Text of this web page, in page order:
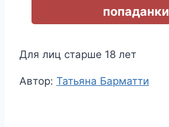
попаданки
Для лиц старше 18 лет
Метки
Автор: Татьяна Барматти